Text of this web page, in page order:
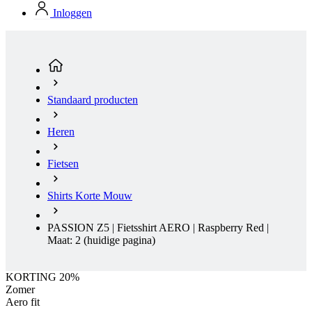
Inloggen
Standaard producten
Heren
Fietsen
Shirts Korte Mouw
PASSION Z5 | Fietsshirt AERO | Raspberry Red |
Maat: 2 (huidige pagina)
KORTING 20%
Zomer
Aero fit